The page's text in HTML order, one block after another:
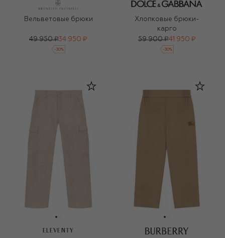
Вельветовые брюки
49 950 ₽34 950 ₽
-30%
Хлопковые брюки-
карго
59 900 ₽41 950 ₽
-30%
ELEVENTY